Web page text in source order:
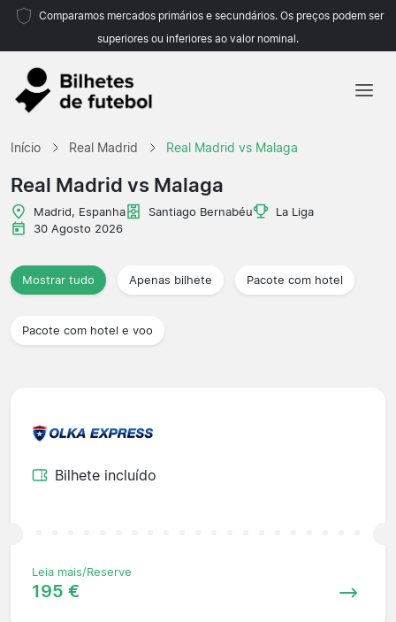
Comparamos mercados primários e secundários. Os preços podem ser
superiores ou inferiores ao valor nominal.
Campeonatos
Início Real Madrid Real Madrid vs Malaga
Real Madrid vs Malaga
Madrid, Espanha Santiago Bernabéu
La Liga
30 Agosto 2026
Mostrar tudo Apenas bilhete Pacote com hotel
Pacote com hotel e voo
Bilhete incluído
Leia mais/Reserve
195 €